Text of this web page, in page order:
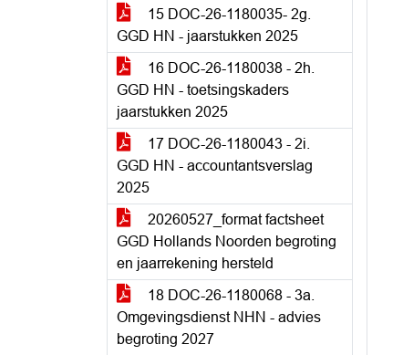
15 DOC-26-1180035- 2g.
GGD HN - jaarstukken 2025
16 DOC-26-1180038 - 2h.
GGD HN - toetsingskaders
jaarstukken 2025
17 DOC-26-1180043 - 2i.
GGD HN - accountantsverslag
2025
20260527_format factsheet
GGD Hollands Noorden begroting
en jaarrekening hersteld
18 DOC-26-1180068 - 3a.
Omgevingsdienst NHN - advies
begroting 2027